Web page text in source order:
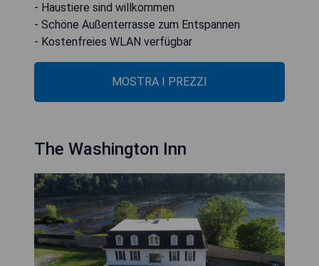
- Haustiere sind willkommen
- Schöne Außenterrasse zum Entspannen
- Kostenfreies WLAN verfügbar
MOSTRA I PREZZI
The Washington Inn